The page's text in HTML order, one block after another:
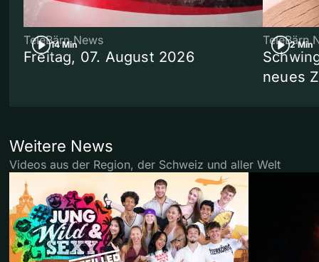
14 Min
TeleBärn News
Freitag, 07. August 2026
2 Min
TeleBärn
neues
Weitere News
Videos aus der Region, der Schweiz und aller Welt